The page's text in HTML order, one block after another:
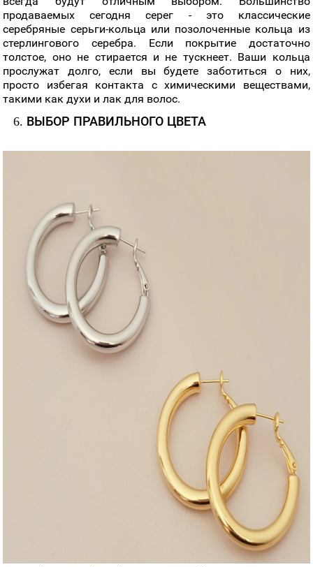
продаваемых сегодня серег - это классические
серебряные серьги-кольца или позолоченные кольца из
стерлингового серебра. Если покрытие достаточно
толстое, оно не стирается и не тускнеет. Ваши кольца
прослужат долго, если вы будете заботиться о них,
просто избегая контакта с химическими веществами,
такими как духи и лак для волос.
6. ВЫБОР ПРАВИЛЬНОГО ЦВЕТА